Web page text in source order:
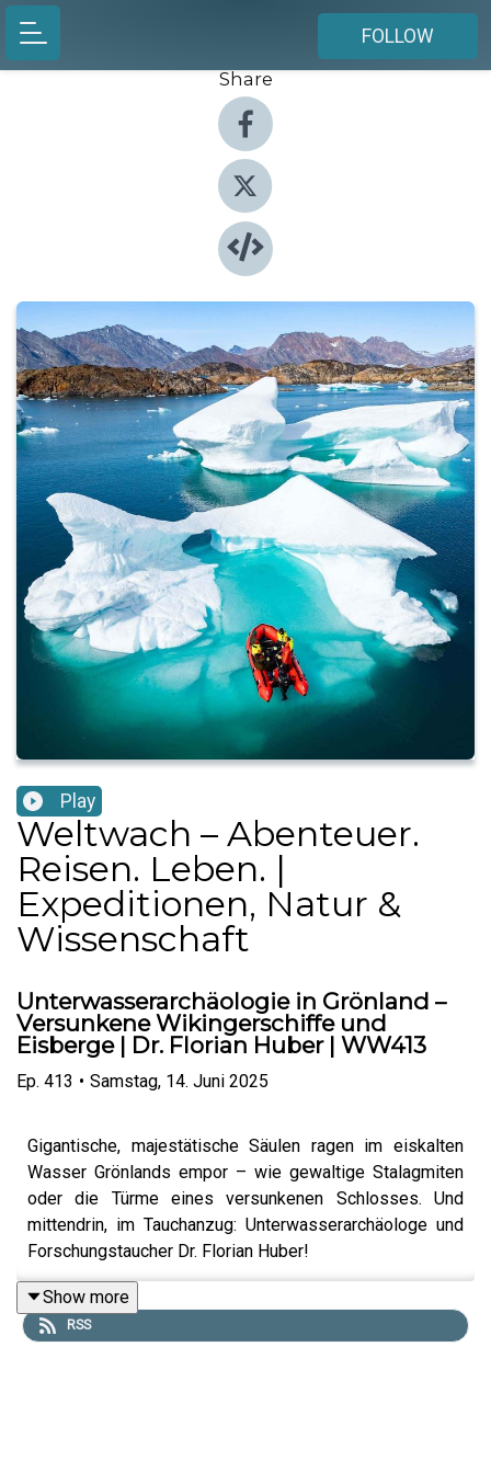
FOLLOW
Share
Play
Weltwach – Abenteuer.
Reisen. Leben. |
Expeditionen, Natur &
Wissenschaft
Unterwasserarchäologie in Grönland –
Versunkene Wikingerschiffe und
Eisberge | Dr. Florian Huber | WW413
Ep. 413 • Samstag, 14. Juni 2025
Gigantische, majestätische Säulen ragen im eiskalten
Wasser Grönlands empor – wie gewaltige Stalagmiten
oder die Türme eines versunkenen Schlosses. Und
mittendrin, im Tauchanzug: Unterwasserarchäologe und
Forschungstaucher Dr. Florian Huber!
Seit mehr als 25 Jahren ist Florian mit seinem
Tauchequipment unterwegs und hat in über 100 Ländern
verborgene “Schätze” und spannende Geheimnisse unter
Show more
RSS